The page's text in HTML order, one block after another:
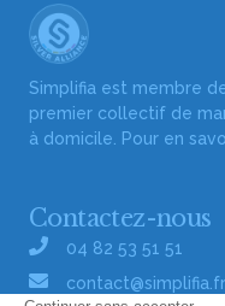
Simplifia est membre
premier collectif de
à domicile. Pour en
Contactez-nous
04 82 53 51 51
contact@simplifia.fr